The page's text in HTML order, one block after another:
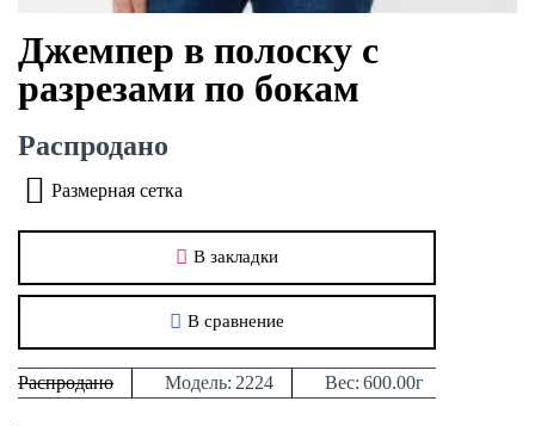
Джемпер в полоску с
разрезами по бокам
Распродано Модель: 2224 Вес: 600.00г
Распродано
В закладки
В сравнение
Размерная сетка